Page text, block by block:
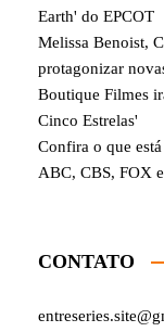
Earth' do EPCOT
Melissa Benoist,
protagonizar
Boutique Filmes
Cinco Estrelas'
Confira o que
ABC, CBS, FOX
CONTATO